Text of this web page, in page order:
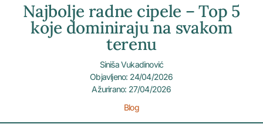
Najbolje radne cipele – Top 5
koje dominiraju na svakom
terenu
Siniša Vukadinović
Objavljeno: 24/04/2026
Ažurirano: 27/04/2026
Blog